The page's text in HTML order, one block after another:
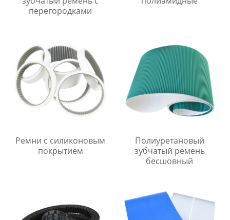
перегородками
Ремни с силиконовым
покрытием
Полиуретановый
зубчатый ремень
бесшовный